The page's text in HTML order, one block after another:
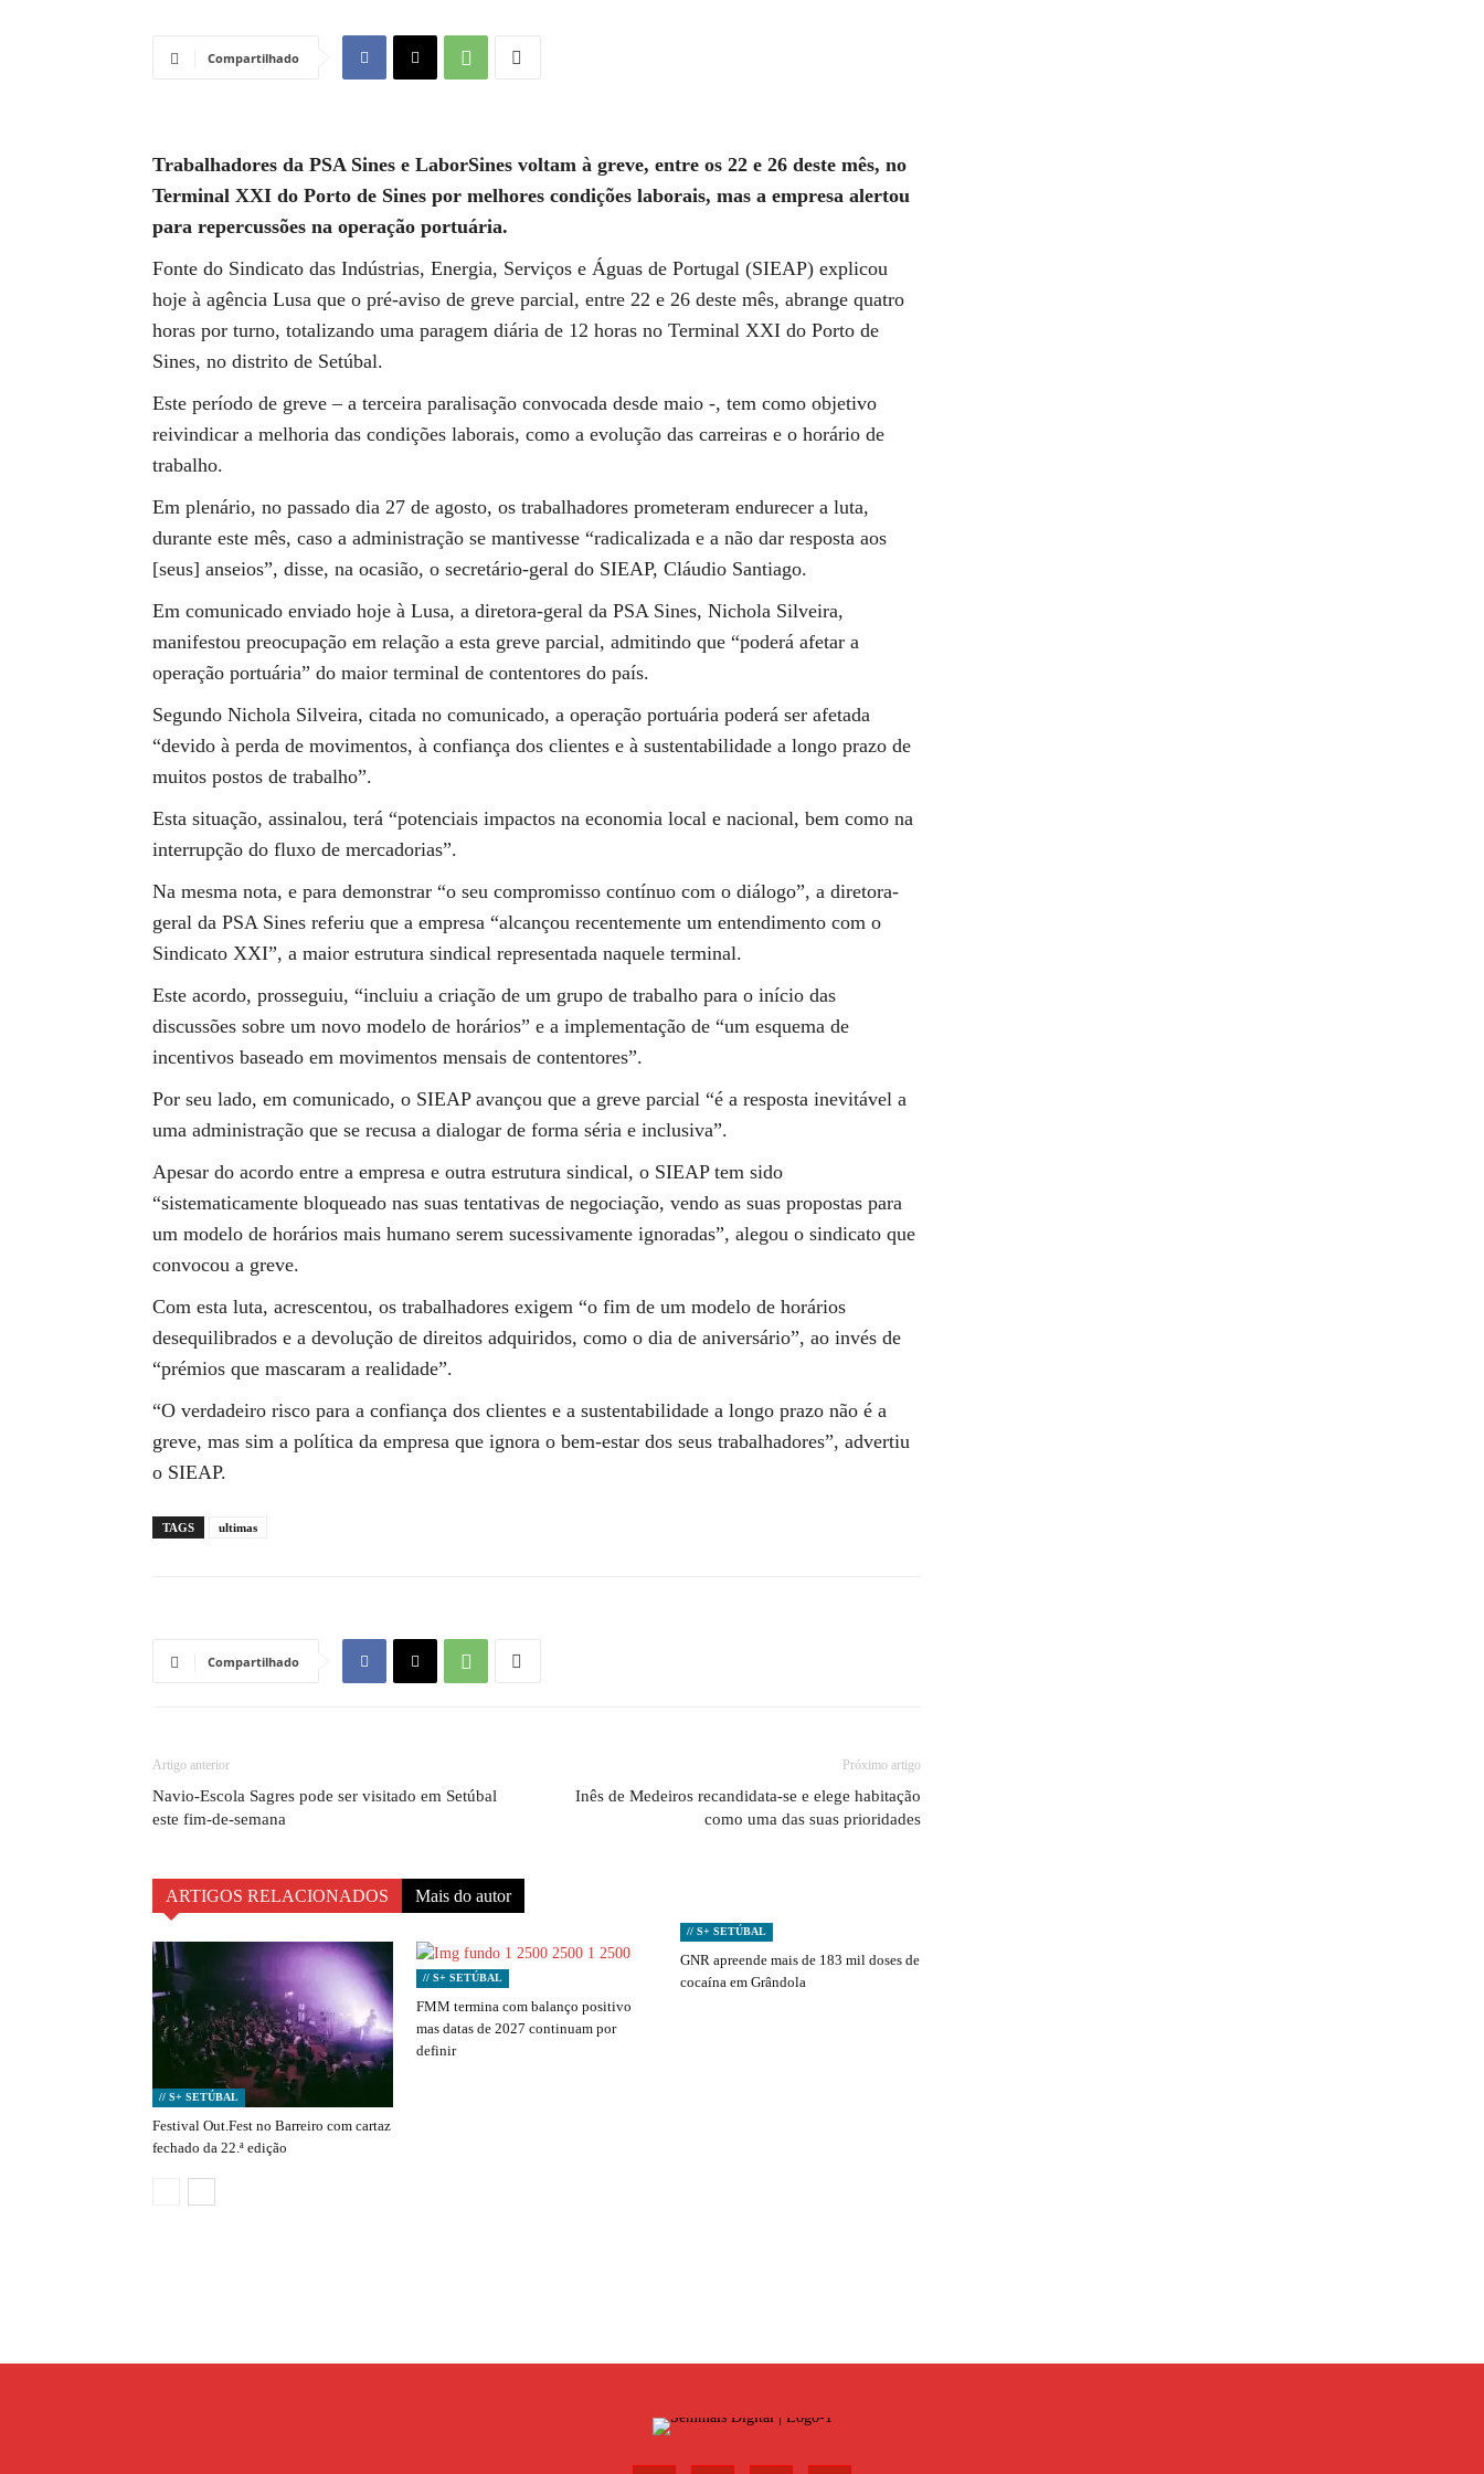
Compartilhado
Trabalhadores da PSA Sines e LaborSines voltam à greve, entre os 22 e 26 deste mês, no
Terminal XXI do Porto de Sines por melhores condições laborais, mas a empresa alertou
para repercussões na operação portuária.
Fonte do Sindicato das Indústrias, Energia, Serviços e Águas de Portugal (SIEAP) explicou
hoje à agência Lusa que o pré-aviso de greve parcial, entre 22 e 26 deste mês, abrange quatro
horas por turno, totalizando uma paragem diária de 12 horas no Terminal XXI do Porto de
Sines, no distrito de Setúbal.
Este período de greve – a terceira paralisação convocada desde maio -, tem como objetivo
reivindicar a melhoria das condições laborais, como a evolução das carreiras e o horário de
trabalho.
Em plenário, no passado dia 27 de agosto, os trabalhadores prometeram endurecer a luta,
durante este mês, caso a administração se mantivesse “radicalizada e a não dar resposta aos
[seus] anseios”, disse, na ocasião, o secretário-geral do SIEAP, Cláudio Santiago.
Em comunicado enviado hoje à Lusa, a diretora-geral da PSA Sines, Nichola Silveira,
manifestou preocupação em relação a esta greve parcial, admitindo que “poderá afetar a
operação portuária” do maior terminal de contentores do país.
Segundo Nichola Silveira, citada no comunicado, a operação portuária poderá ser afetada
“devido à perda de movimentos, à confiança dos clientes e à sustentabilidade a longo prazo de
muitos postos de trabalho”.
Esta situação, assinalou, terá “potenciais impactos na economia local e nacional, bem como na
interrupção do fluxo de mercadorias”.
Na mesma nota, e para demonstrar “o seu compromisso contínuo com o diálogo”, a diretora-
geral da PSA Sines referiu que a empresa “alcançou recentemente um entendimento com o
Sindicato XXI”, a maior estrutura sindical representada naquele terminal.
Este acordo, prosseguiu, “incluiu a criação de um grupo de trabalho para o início das
discussões sobre um novo modelo de horários” e a implementação de “um esquema de
incentivos baseado em movimentos mensais de contentores”.
Por seu lado, em comunicado, o SIEAP avançou que a greve parcial “é a resposta inevitável a
uma administração que se recusa a dialogar de forma séria e inclusiva”.
Apesar do acordo entre a empresa e outra estrutura sindical, o SIEAP tem sido
“sistematicamente bloqueado nas suas tentativas de negociação, vendo as suas propostas para
um modelo de horários mais humano serem sucessivamente ignoradas”, alegou o sindicato que
convocou a greve.
Com esta luta, acrescentou, os trabalhadores exigem “o fim de um modelo de horários
desequilibrados e a devolução de direitos adquiridos, como o dia de aniversário”, ao invés de
“prémios que mascaram a realidade”.
“O verdadeiro risco para a confiança dos clientes e a sustentabilidade a longo prazo não é a
greve, mas sim a política da empresa que ignora o bem-estar dos seus trabalhadores”, advertiu
o SIEAP.
TAGS ultimas
Compartilhado
Artigo anterior
Navio-Escola Sagres pode ser visitado em Setúbal
este fim-de-semana
Próximo artigo
Inês de Medeiros recandidata-se e elege habitação
como uma das suas prioridades
ARTIGOS RELACIONADOS Mais do autor
// S+ SETÚBAL
Festival Out.Fest no Barreiro com cartaz
fechado da 22.ª edição
// S+ SETÚBAL
FMM termina com balanço positivo
mas datas de 2027 continuam por
definir
// S+ SETÚBAL
GNR apreende mais de 183 mil doses de
cocaína em Grândola